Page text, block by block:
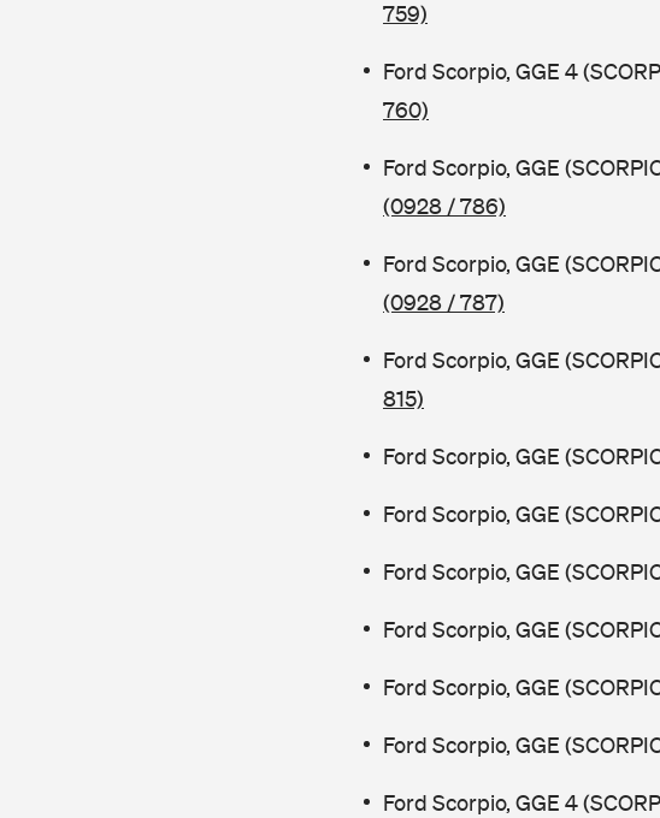
759)
Ford Scorpio, GGE 4
760)
Ford Scorpio, GGE
(0928 / 786)
Ford Scorpio, GGE
(0928 / 787)
Ford Scorpio, GGE
815)
Ford Scorpio, GGE
Ford Scorpio, GGE
Ford Scorpio, GGE
Ford Scorpio, GGE
Ford Scorpio, GGE
Ford Scorpio, GGE
Ford Scorpio, GGE 4